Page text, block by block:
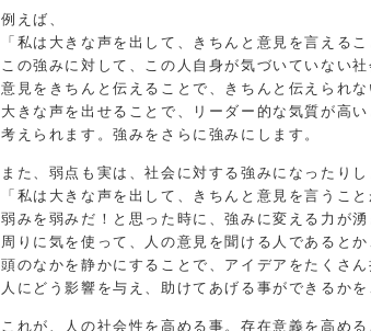
例えば、
「私は大きな声を出して、きちんと意見を言えるこ
この強みに対して、この人自身が気づいていない
意見をきちんと伝えることで、きちんと伝えられな
大きな声を出せることで、リーダー的な気質が高い
考えられます。強みをさらに強みにします。
また、弱点も実は、社会に対する強みになったりし
「私は大きな声を出して、きちんと意見を言うこ
弱みを弱みだ！と思った時に、強みに変える力が湧
周りに気を使って、人の意見を聞ける人であるとか
頭のなかを静かにすることで、アイデアをたくさん
人にどう影響を与え、助けてあげる事ができるか
これが、人の社会性を高める事。存在意義を高める